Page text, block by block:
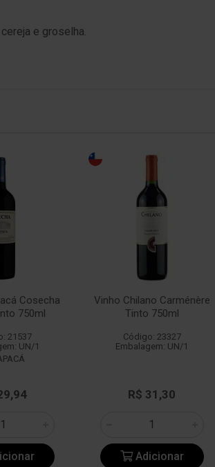
e groselha.
Cosecha
750ml
21537
UN/1
Vinho Chilano Carménère
Tinto 750ml
Código: 23327
Embalagem: UN/1
R$ 31,30
Adicionar